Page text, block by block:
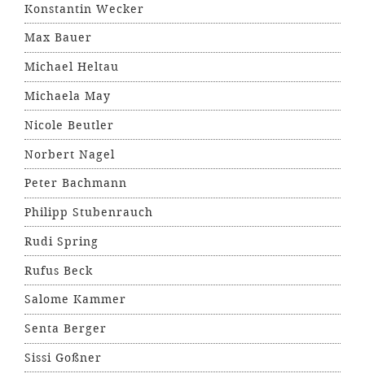
Konstantin Wecker
Max Bauer
Michael Heltau
Michaela May
Nicole Beutler
Norbert Nagel
Peter Bachmann
Philipp Stubenrauch
Rudi Spring
Rufus Beck
Salome Kammer
Senta Berger
Sissi Goßner